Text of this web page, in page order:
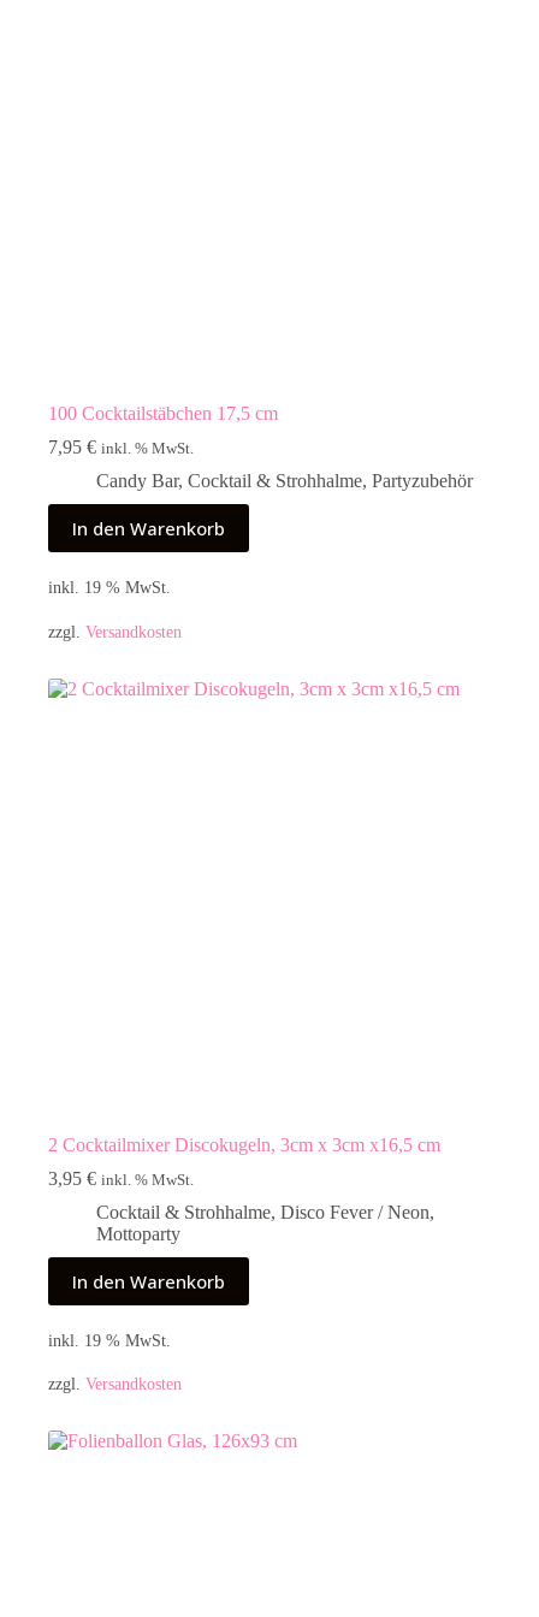
100 Cocktailstäbchen 17,5 cm
7,95 € inkl. % MwSt.
Candy Bar, Cocktail & Strohhalme, Partyzubehör
In den Warenkorb
inkl. 19 % MwSt.
zzgl. Versandkosten
2 Cocktailmixer Discokugeln, 3cm x 3cm x16,5 cm
3,95 € inkl. % MwSt.
Cocktail & Strohhalme, Disco Fever / Neon,
Mottoparty
In den Warenkorb
inkl. 19 % MwSt.
zzgl. Versandkosten